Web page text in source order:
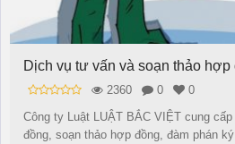
Dịch vụ tư vấn và soạn thảo
2360 0
0
Công ty Luật LUẬT BẮC VIỆT cung
đồng, soạn thảo hợp đồng, đàm phán